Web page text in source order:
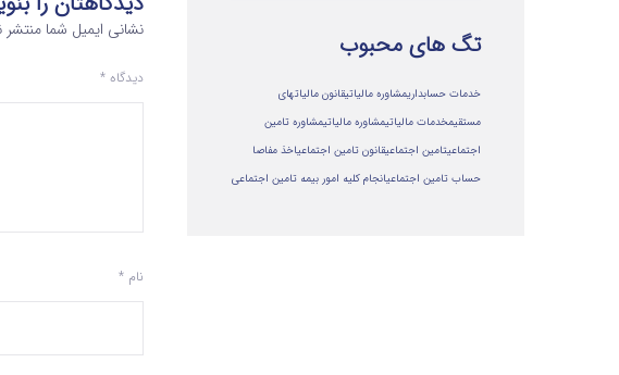
نشانی ایمیل شما
دیدگاه *
نام *
تگ های محبوب
خدمات حسابداریمشاوره مالیاتیقانون مالیاتهای
مستقیمخدمات مالیاتیمشاوره مالياتيمشاوره تامین
اجتماعیتامین اجتماعیقانون تامین اجتماعیاخذ مفاصا
حساب تامین اجتماعیانجام کلیه امور بیمه تامین اجتماعی